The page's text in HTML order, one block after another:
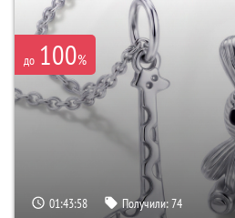
до 100%
01:43:58 Получили:74